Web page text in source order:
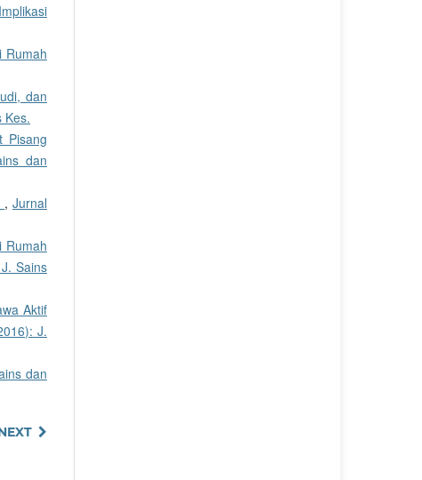
Rumah
dan
Kes.
Pisang
dan
,Jurnal
Rumah
Sains
Aktif
J.
dan